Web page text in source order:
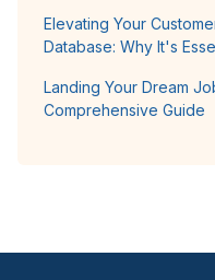
Elevating Your
Database: Why It's
Landing Your Dream
Comprehensive Guide